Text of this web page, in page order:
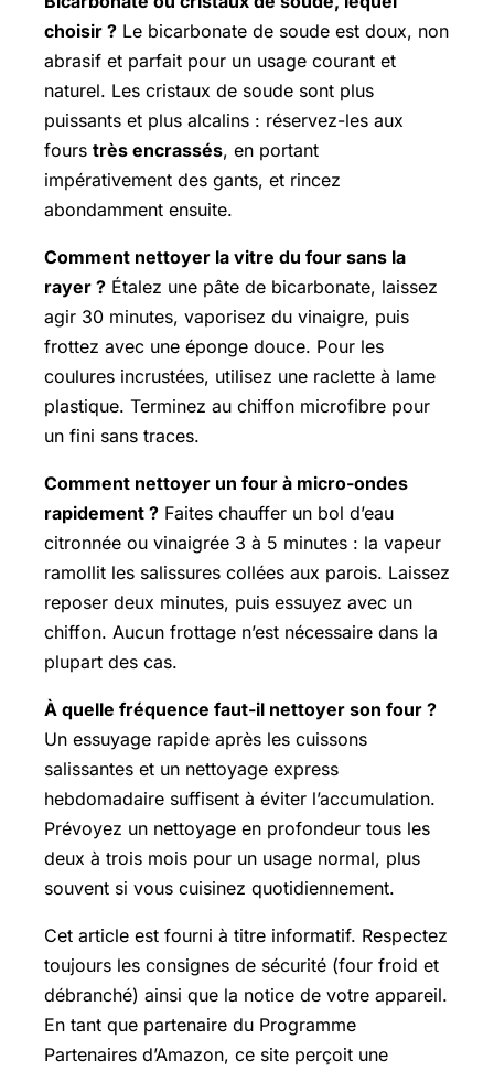
choisir ? Le bicarbonate de soude est doux, non
abrasif et parfait pour un usage courant et
naturel. Les cristaux de soude sont plus
puissants et plus alcalins : réservez-les aux
fours très encrassés, en portant
impérativement des gants, et rincez
abondamment ensuite.
Comment nettoyer la vitre du four sans la
rayer ? Étalez une pâte de bicarbonate, laissez
agir 30 minutes, vaporisez du vinaigre, puis
frottez avec une éponge douce. Pour les
coulures incrustées, utilisez une raclette à lame
plastique. Terminez au chiffon microfibre pour
un fini sans traces.
Comment nettoyer un four à micro-ondes
rapidement ? Faites chauffer un bol d’eau
citronnée ou vinaigrée 3 à 5 minutes : la vapeur
ramollit les salissures collées aux parois. Laissez
reposer deux minutes, puis essuyez avec un
chiffon. Aucun frottage n’est nécessaire dans la
plupart des cas.
À quelle fréquence faut-il nettoyer son four ?
Un essuyage rapide après les cuissons
salissantes et un nettoyage express
hebdomadaire suffisent à éviter l’accumulation.
Prévoyez un nettoyage en profondeur tous les
deux à trois mois pour un usage normal, plus
souvent si vous cuisinez quotidiennement.
Cet article est fourni à titre informatif. Respectez
toujours les consignes de sécurité (four froid et
débranché) ainsi que la notice de votre appareil.
En tant que partenaire du Programme
Partenaires d’Amazon, ce site perçoit une